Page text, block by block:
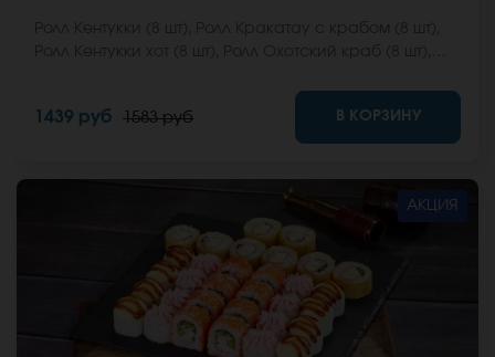
(8 шт), Ролл Монтана (8 шт) *Не забудьте заказать
имбирь, васаби и соевый соус. Они не входят в
стоимость заказа. *Внешний вид блюда может
1439 руб 1583 руб В КОРЗИНУ
АКЦИЯ